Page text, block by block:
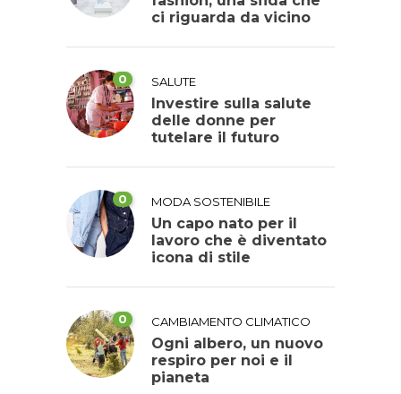
ci riguarda da vicino
0 SALUTE
Investire sulla salute
delle donne per
tutelare il futuro
0 MODA SOSTENIBILE
Un capo nato per il
lavoro che è diventato
icona di stile
0 CAMBIAMENTO CLIMATICO
Ogni albero, un nuovo
respiro per noi e il
pianeta